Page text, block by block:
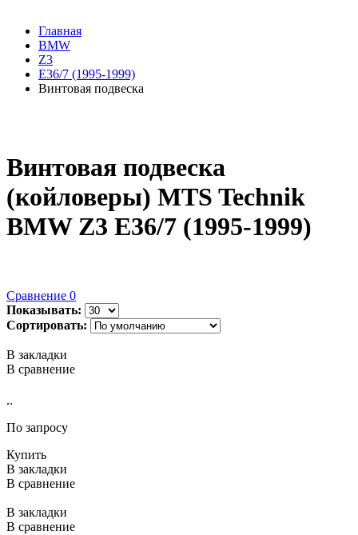
Главная
BMW
Z3
E36/7 (1995-1999)
Винтовая подвеска
Винтовая подвеска
(койловеры) MTS Technik
BMW Z3 E36/7 (1995-1999)
Сравнение 0
Показывать:
Сортировать:
В закладки
В сравнение
..
По запросу
Купить
В закладки
В сравнение
В закладки
В сравнение